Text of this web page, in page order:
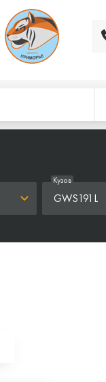
GWS191L
Кузов